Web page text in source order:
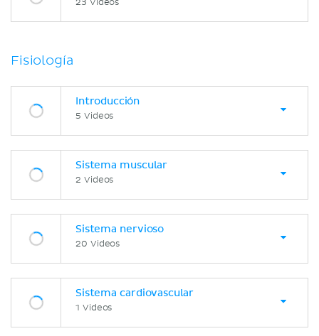
23 Videos
Fisiología
Introducción
5 Videos
Sistema muscular
2 Videos
Sistema nervioso
20 Videos
Sistema cardiovascular
1 Videos